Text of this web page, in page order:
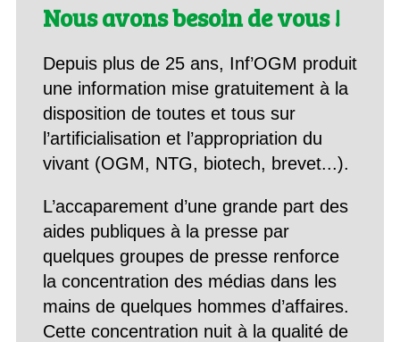
Nous avons besoin de vous !
Depuis plus de 25 ans, Inf’OGM produit
une information mise gratuitement à la
disposition de toutes et tous sur
l’artificialisation et l’appropriation du
vivant (OGM, NTG, biotech, brevet...).
L’accaparement d’une grande part des
aides publiques à la presse par
quelques groupes de presse renforce
la concentration des médias dans les
mains de quelques hommes d’affaires.
Cette concentration nuit à la qualité de